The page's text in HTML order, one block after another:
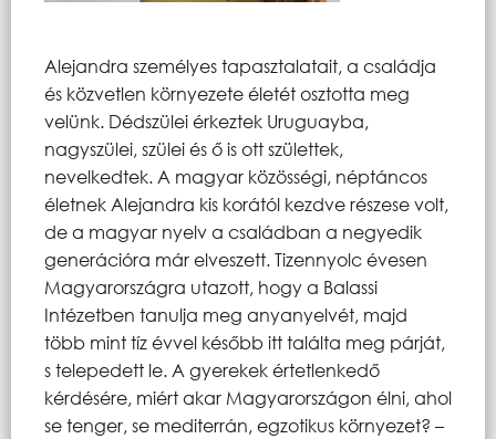
Alejandra személyes tapasztalatait, a családja
és közvetlen környezete életét osztotta meg
velünk. Dédszülei érkeztek Uruguayba,
nagyszülei, szülei és ő is ott születtek,
nevelkedtek. A magyar közösségi, néptáncos
életnek Alejandra kis korától kezdve részese volt,
de a magyar nyelv a családban a negyedik
generációra már elveszett. Tizennyolc évesen
Magyarországra utazott, hogy a Balassi
Intézetben tanulja meg anyanyelvét, majd
több mint tíz évvel később itt találta meg párját,
s telepedett le. A gyerekek értetlenkedő
kérdésére, miért akar Magyarországon élni, ahol
se tenger, se mediterrán, egzotikus környezet? –